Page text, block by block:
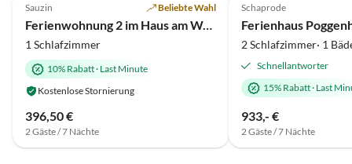
Sauzin Beliebte Wahl
Ferienwohnung 2 im Haus am Wasser
1 Schlafzimmer
10% Rabatt· Last Minute
Kostenlose Stornierung
396,50 €
2 Gäste / 7 Nächte
Schaprode
2 Schlafzimmer· 1
Schnellantworter
15% Rabatt· Last
933,- €
2 Gäste / 7 Nächte